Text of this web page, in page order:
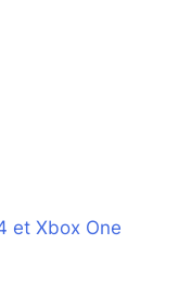
et Xbox One